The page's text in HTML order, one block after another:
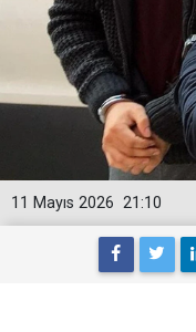
21:10
11 Mayıs 2026